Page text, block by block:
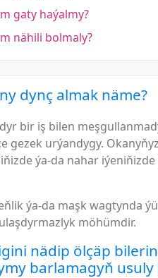
gaty haýalmy?
nähili bolmaly?
dynç almak näme?
bir iş bilen
gezek urýandygy.
ýa-da nahar
ýa-da maşk wagtynda
möhümdir.
nädip ölçäp
barlamagyň usuly